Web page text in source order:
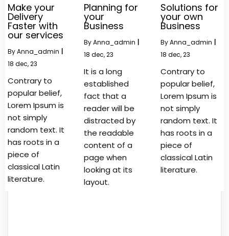
Make your
Delivery
Faster with
our services
ByAnna_admin
18 dec, 23
Contrary to
popular belief,
Lorem Ipsum is
not simply
random text. It
has roots in a
piece of
classical Latin
literature.
Planning for
your
Business
ByAnna_admin
18 dec, 23
It is a long
established
fact that a
reader will be
distracted by
the readable
content of a
page when
looking at its
layout.
Solutions for
your own
Business
ByAnna_admin
18 dec, 23
Contrary to
popular belief,
Lorem Ipsum is
not simply
random text. It
has roots in a
piece of
classical Latin
literature.